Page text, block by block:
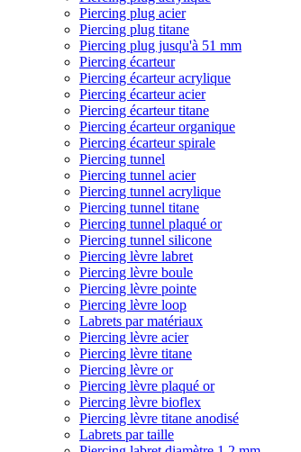
Piercing plug acier
Piercing plug titane
Piercing plug jusqu'à 51 mm
Piercing écarteur
Piercing écarteur acrylique
Piercing écarteur acier
Piercing écarteur titane
Piercing écarteur organique
Piercing écarteur spirale
Piercing tunnel
Piercing tunnel acier
Piercing tunnel acrylique
Piercing tunnel titane
Piercing tunnel plaqué or
Piercing tunnel silicone
Piercing lèvre labret
Piercing lèvre boule
Piercing lèvre pointe
Piercing lèvre loop
Labrets par matériaux
Piercing lèvre acier
Piercing lèvre titane
Piercing lèvre or
Piercing lèvre plaqué or
Piercing lèvre bioflex
Piercing lèvre titane anodisé
Labrets par taille